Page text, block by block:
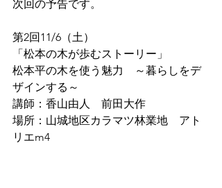
次回の予告です。
第2回11/6（土）
「松本の木が歩むストーリー」
松本平の木を使う魅力　～暮らしをデ
ザインする～
講師：香山由人　前田大作
場所：山城地区カラマツ林業地　アト
リエm4